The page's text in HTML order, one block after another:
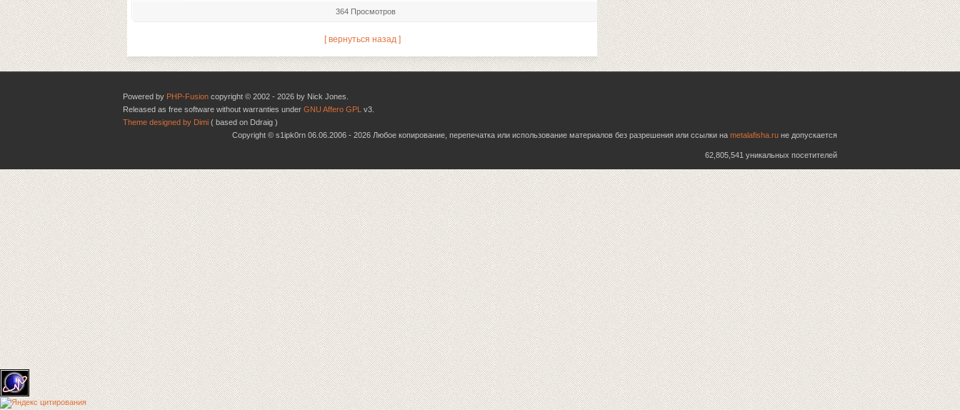
364 Просмотров
[ вернуться назад ]
Powered by PHP-Fusion copyright © 2002 - 2026 by Nick Jones.
Released as free software without warranties under GNU Affero GPL v3.
Theme designed by Dimi ( based on Ddraig )
Copyright © s1ipk0rn 06.06.2006 - 2026 Любое копирование, перепечатка или использование материалов без разрешения или ссылки на metalafisha.ru не допускается
62,805,541 уникальных посетителей